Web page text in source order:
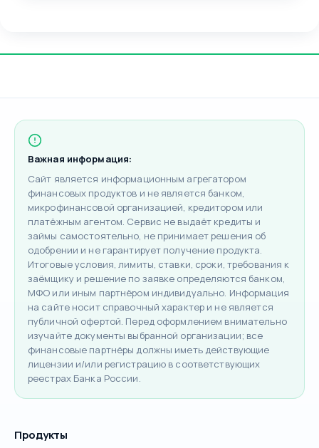
Важная информация:
Сайт является информационным агрегатором
финансовых продуктов и не является банком,
микрофинансовой организацией, кредитором или
платёжным агентом. Сервис не выдаёт кредиты и
займы самостоятельно, не принимает решения об
одобрении и не гарантирует получение продукта.
Итоговые условия, лимиты, ставки, сроки, требования к
заёмщику и решение по заявке определяются банком,
МФО или иным партнёром индивидуально. Информация
на сайте носит справочный характер и не является
публичной офертой. Перед оформлением внимательно
изучайте документы выбранной организации; все
финансовые партнёры должны иметь действующие
лицензии и/или регистрацию в соответствующих
реестрах Банка России.
Продукты